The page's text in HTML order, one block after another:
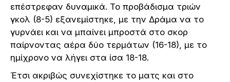
επέστρεφαν δυναμικά. Το προβάδισμα τριών
γκολ (8-5) εξανεμίστηκε, με την Δράμα να το
γυρνάει και να μπαίνει μπροστά στο σκορ
παίρνοντας αέρα δύο τερμάτων (16-18), με το
ημίχρονο να λήγει στα ίσα 18-18.
Έτσι ακριβώς συνεχίστηκε το ματς και στο